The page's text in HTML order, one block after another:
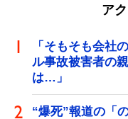
ア
「そもそも会
ル事故被害者の
は…」
“爆死”報道の「